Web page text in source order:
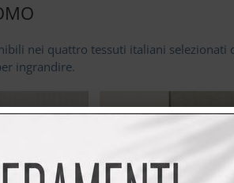
nei quattro tessuti italiani selezionati
ingrandire.